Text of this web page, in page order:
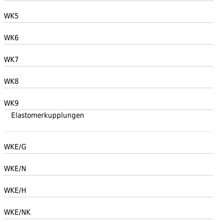
WK5
WK6
WK7
WK8
WK9
Elastomerkupplungen
WKE/G
WKE/N
WKE/H
WKE/NK